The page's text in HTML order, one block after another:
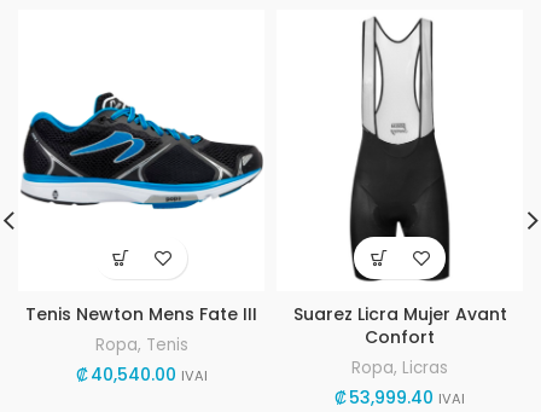
Tenis Newton Mens Fate III
Ropa, Tenis
₡40,540.00 IVAI
Suarez Licra Mujer Avant
Confort
Ropa, Licras
₡53,999.40 IVAI